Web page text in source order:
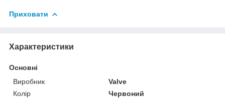
Приховати
Характеристики
Основні
Виробник
Valve
Колір
Червоний